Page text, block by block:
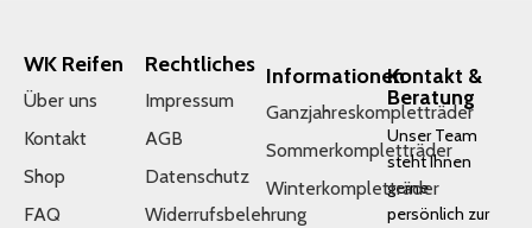
WK Reifen
Über uns
Kontakt
Shop
FAQ
Rechtliches
Impressum
AGB
Datenschutz
Widerrufsbelehrung
Informationen
Ganzjahreskompletträder
Sommerkompletträder
Winterkompletträder
Kontakt &
Beratung
Unser Team
steht Ihnen
gerne
persönlich zur